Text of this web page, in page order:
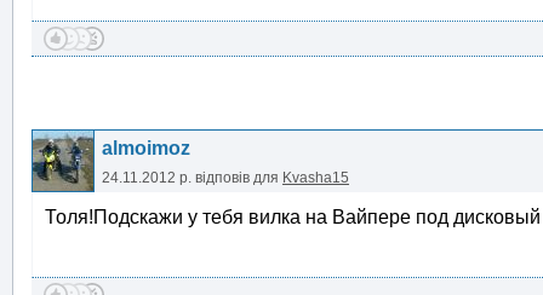
almoimoz
24.11.2012 р. відповів для Kvasha15
Толя!Подскажи у тебя вилка на Вайпере под